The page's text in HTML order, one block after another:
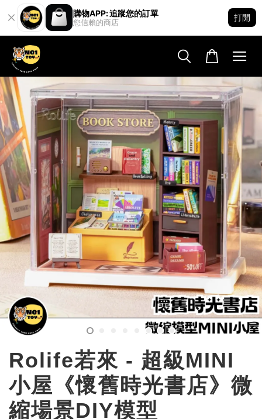
購物APP: 追蹤您的訂單
您信賴的商店
打開
Rolife若來 - 超級MINI
小屋《懷舊時光書店》微
縮場景DIY模型